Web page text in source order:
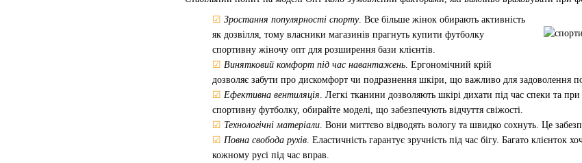
☑ Зростання популярності спорту. Все більше жінок обирають активність
як дозвілля, тому власники магазинів прагнуть купити футболку
спортивну жіночу опт для розширення бази клієнтів.
☑ Винятковий комфорт під час навантажень. Ергономічний крій
дозволяє забути про дискомфорт чи подразнення шкіри, що важливо для задоволення
☑ Ефективна вентиляція. Легкі тканини дозволяють шкірі дихати під час спеки та
спортивну футболку, обирайте моделі, що забезпечують відчуття свіжості.
☑ Технологічні матеріали. Вони миттєво відводять вологу та швидко сохнуть. Це
☑ Повна свобода рухів. Еластичність гарантує зручність під час бігу. Багато
кожному русі під час вправ.